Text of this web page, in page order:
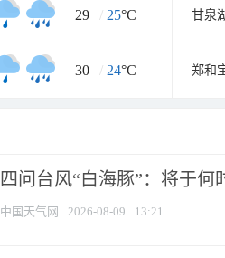
29 / 25°C 甘泉
30 / 24°C 郑和
四问台风“白海豚”：将于
中国天气网 2026-08-09 13:21